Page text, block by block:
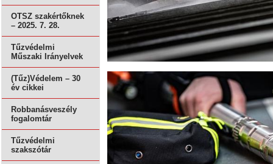
OTSZ szakértőknek
– 2025. 7. 28.
Tűzvédelmi
Műszaki Irányelvek
(Tűz)Védelem – 30
év cikkei
Robbanásveszély
fogalomtár
Tűzvédelmi
szakszótár